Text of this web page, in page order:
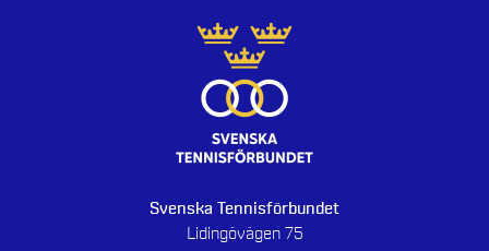
Svenska Tennisförbundet
Lidingövägen 75